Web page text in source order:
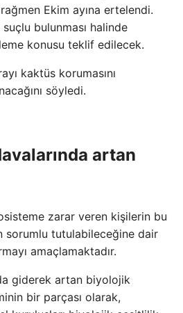
Ekim ayına ertelendi.
suçlu bulunması halinde
konusu teklif edilecek.
kaktüs korumasını
söyledi.
artan
zarar veren kişilerin bu
sorumlu tutulabileceğine dair
amaçlamaktadır.
giderek artan biyolojik
bir parçası olarak,